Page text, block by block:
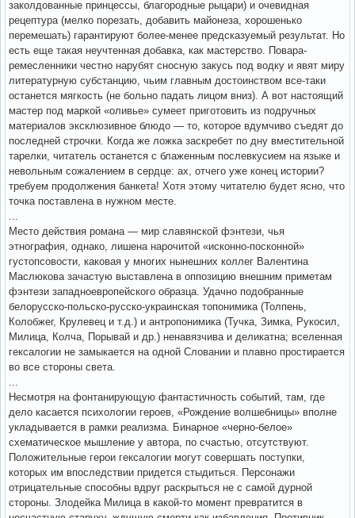
заколдованные принцессы, благородные рыцари) и очевидная
рецептура (мелко порезать, добавить майонеза, хорошенько
перемешать) гарантируют более-менее предсказуемый результат. Но
есть еще такая неучтенная добавка, как мастерство. Повара-
ремесленники честно нарубят сносную закусь под водку и явят миру
литературную субстанцию, чьим главным достоинством все-таки
останется мягкость (не больно падать лицом вниз). А вот настоящий
мастер под маркой «оливье» сумеет приготовить из подручных
материалов эксклюзивное блюдо — то, которое вдумчиво съедят до
последней строчки. Когда же ложка заскребет по дну вместительной
тарелки, читатель останется с блаженным послевкусием на языке и
невольным сожалением в сердце: ах, отчего уже конец истории?
требуем продолжения банкета! Хотя этому читателю будет ясно, что
точка поставлена в нужном месте.
Место действия романа — мир славянской фэнтези, чья
этнография, однако, лишена нарочитой «исконно-посконной»
густопсовости, каковая у многих нынешних коллег Валентина
Маслюкова зачастую выставлена в оппозицию внешним приметам
фэнтези западноевропейского образца. Удачно подобранные
белорусско-польско-русско-украинская топонимика (Толпень,
Колобжег, Крулевец и т.д.) и антропонимика (Тучка, Зимка, Рукосил,
Милица, Колча, Порывай и др.) ненавязчива и деликатна; вселенная
гексалогии не замыкается на одной Словании и плавно простирается
во все стороны света.
Несмотря на фонтанирующую фантастичность событий, там, где
дело касается психологии героев, «Рождение волшебницы» вполне
укладывается в рамки реализма. Бинарное «черно-белое»
схематическое мышление у автора, по счастью, отсутствуют.
Положительные герои гексалогии могут совершать поступки,
которых им впоследствии придется стыдиться. Персонажи
отрицательные способны вдруг раскрыться не с самой дурной
стороны. Злодейка Милица в какой-то момент превратится в